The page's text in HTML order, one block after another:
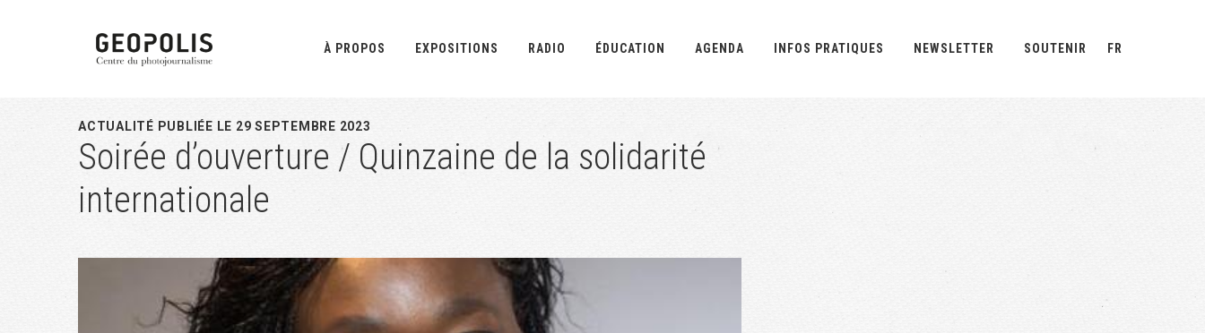
principale
latérale
À PROPOS EXPOSITIONS RADIO ÉDUCATION AGENDA INFOS PRATIQUES NEWSLETTER SOUTENIR FR
ACTUALITÉ PUBLIÉE LE 29 SEPTEMBRE 2023
Soirée d’ouverture / Quinzaine de la solidarité
internationale